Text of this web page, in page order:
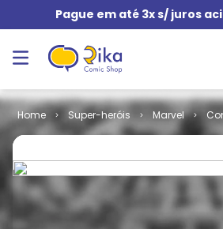
Pague em até 3x s/ juros
Super-heróis Marvel